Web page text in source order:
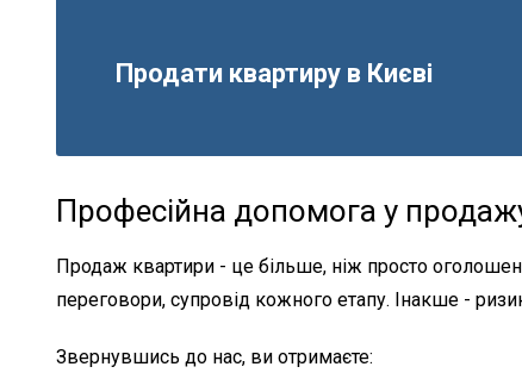
Продати квартиру в Києві
Професійна допомога у
Продаж квартири - це більше, ніж просто
переговори, супровід кожного етапу. Інакше -
Звернувшись до нас, ви отримаєте: